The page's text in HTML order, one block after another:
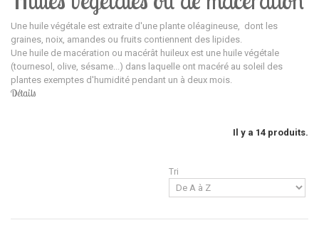
Une huile végétale est extraite d'une plante oléagineuse, dont les
graines, noix, amandes ou fruits contiennent des lipides.
Une huile de macération ou macérât huileux est une huile végétale
(tournesol, olive, sésame...) dans laquelle ont macéré au soleil des
plantes exemptes d'humidité pendant un à deux mois.
Détails
Il y a 14 produits.
Tri